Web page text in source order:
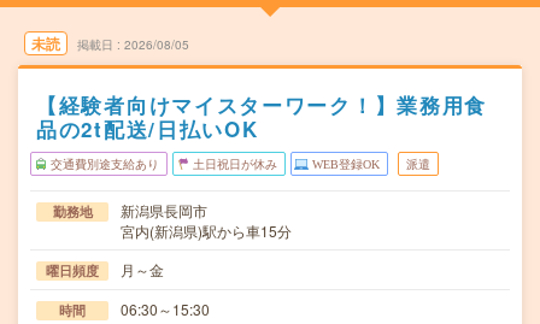
未読 掲載日 2026/08/05
【経験者向けマイスターワーク！】業務用食
品の2t配送/日払いOK
交通費別途支給あり 土日祝日が休み WEB登録OK 派遣
勤務地
新潟県長岡市
宮内(新潟県)駅から車15分
曜日頻度 月～金
時間 06:30～15:30